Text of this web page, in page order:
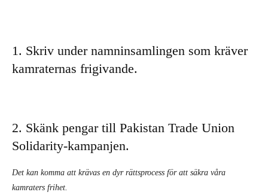
1. Skriv under namninsamlingen som kräver
kamraternas frigivande.
2. Skänk pengar till Pakistan Trade Union
Solidarity-kampanjen.
Det kan komma att krävas en dyr rättsprocess för att säkra våra
kamraters frihet.